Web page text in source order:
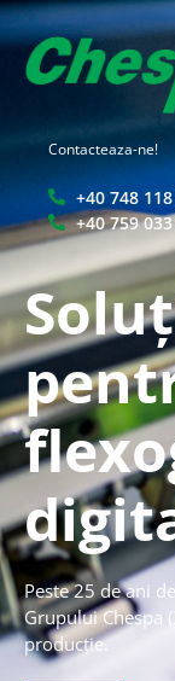
Contacteaza-ne!
+40 748
+40 759
Peste 25 de ani
Grupului Chespa
producție.